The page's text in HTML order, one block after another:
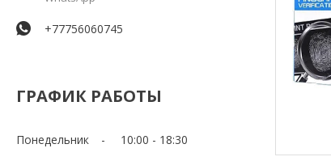
+77756060745
ГРАФИК РАБОТЫ
Понедельник 10:00
18:30